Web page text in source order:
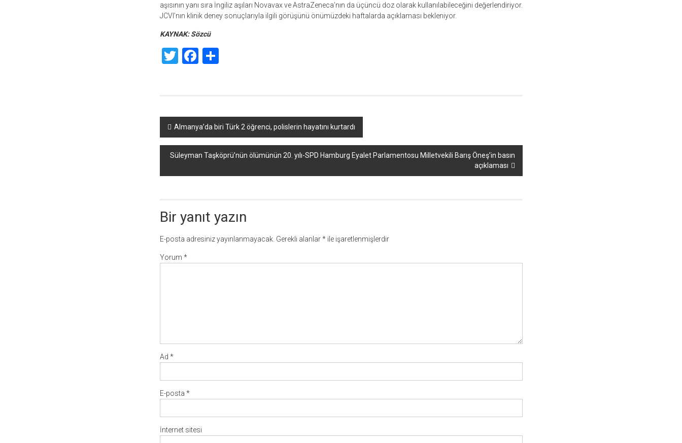
aşısının yanı sıra İngiliz aşıları Novavax ve AstraZeneca’nın da üçüncü doz olarak kullanılabileceğini değerlendiriyor.
JCVI’nın klinik deney sonuçlarıyla ilgili görüşünü önümüzdeki haftalarda açıklaması bekleniyor.
KAYNAK: Sözcü
TwitterFacebook
Share
Yazı
dolaşımı
Almanya’da biri Türk 2 öğrenci, polislerin hayatını kurtardı
Süleyman Taşköprü’nün ölümünün 20. yılı-SPD Hamburg Eyalet Parlamentosu Milletvekili Barış Öneş’in basın
açıklaması
Bir yanıt yazın
E-posta adresiniz yayınlanmayacak. Gerekli alanlar*ile işaretlenmişlerdir
Yorum *
Ad *
E-posta *
İnternet sitesi